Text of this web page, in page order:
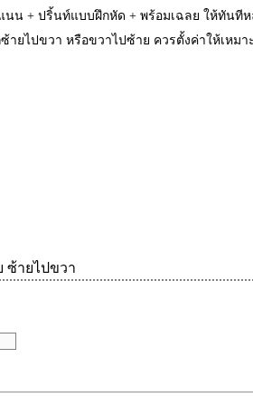
นน + ปริ้นท์แบบฝึกหัด + พร้อมเฉลย ให้ทันที
ายไปขวา หรือขวาไปซ้าย ควรตั้งค่าให้เหม
ซ้ายไปขวา